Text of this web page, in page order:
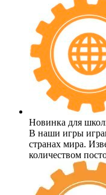
Новинка для
В наши игры
странах мира.
количеством